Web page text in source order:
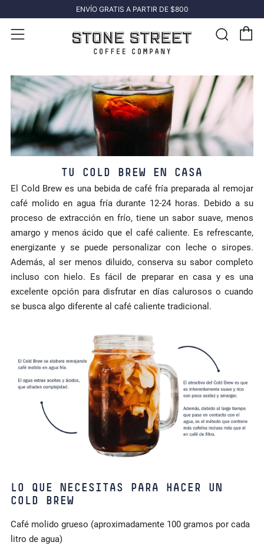
ENVÍO GRATIS A PARTIR DE $800
Menú
TU COLD BREW EN CASA
El Cold Brew es una bebida de café fría preparada al remojar
café molido en agua fría durante 12-24 horas. Debido a su
proceso de extracción en frío, tiene un sabor suave, menos
amargo y menos ácido que el café caliente. Es refrescante,
energizante y se puede personalizar con leche o siropes.
Además, al ser menos diluido, conserva su sabor completo
incluso con hielo. Es fácil de preparar en casa y es una
excelente opción para disfrutar en días calurosos o cuando
se busca algo diferente al café caliente tradicional.
LO QUE NECESITAS PARA HACER UN
COLD BREW
Café molido grueso (aproximadamente 100 gramos por cada
litro de agua)